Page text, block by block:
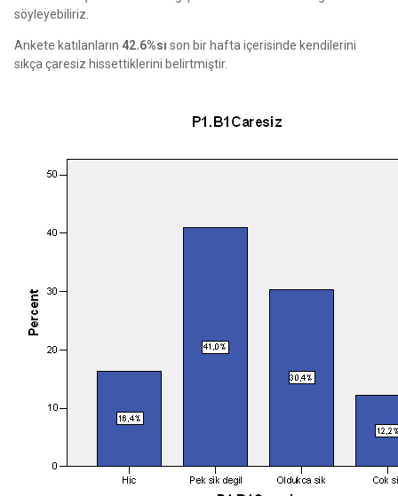
söyleyebiliriz.
Ankete katılanların 42.6%sı son bir hafta içerisinde kendilerini
sıkça çaresiz hissettiklerini belirtmiştir.